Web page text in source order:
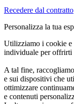
Recedere dal contratto
Personalizza la tua
Utilizziamo i cookie e
individuale per offrirti
A tal fine,
e sui dispositivi che
ottimizzare
e contenuti